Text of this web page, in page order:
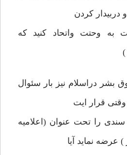
کردن
به وحتت واتحاد کنید که
)
بشر دراسلام نیز بار سئوال
قرار ایت
را تحت عنوان (اعلامیه
عرضه نماید آیا